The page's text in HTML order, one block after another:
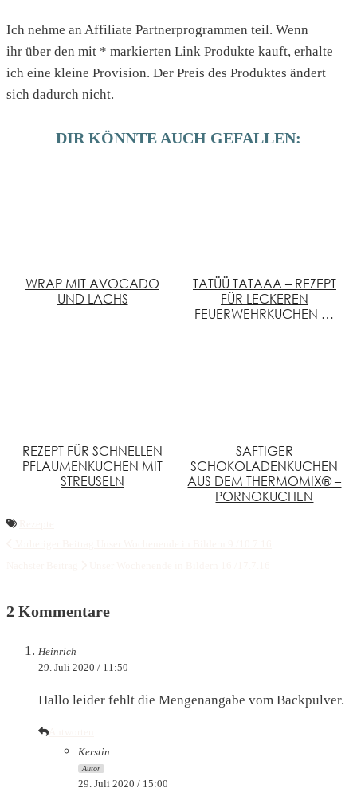
Ich nehme an Affiliate Partnerprogrammen teil. Wenn
ihr über den mit * markierten Link Produkte kauft, erhalte
ich eine kleine Provision. Der Preis des Produktes ändert
sich dadurch nicht.
DIR KÖNNTE AUCH GEFALLEN:
WRAP MIT AVOCADO
UND LACHS
TATÜÜ TATAAA – REZEPT
FÜR LECKEREN
FEUERWEHRKUCHEN …
REZEPT FÜR SCHNELLEN
PFLAUMENKUCHEN MIT
STREUSELN
SAFTIGER
SCHOKOLADENKUCHEN
AUS DEM THERMOMIX® –
PORNOKUCHEN
2 Kommentare
Heinrich
29. Juli 2020 / 11:50
Hallo leider fehlt die Mengenangabe vom Backpulver.
Kerstin
Autor
29. Juli 2020 / 15:00